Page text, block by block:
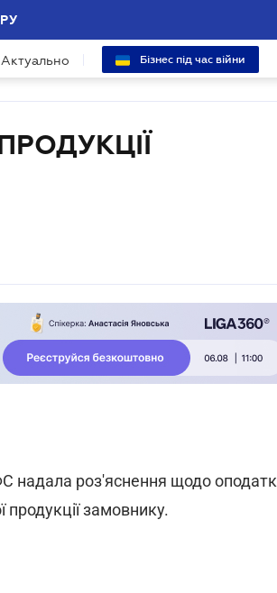
Актуально Бізнес під час війни
надала роз'яснення щодо
замовнику.